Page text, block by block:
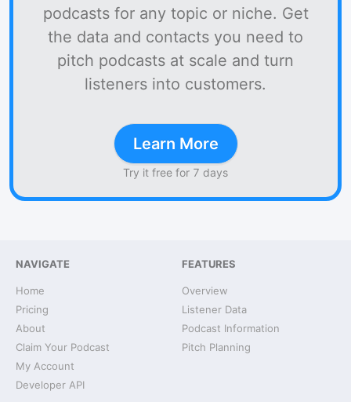
podcasts for any topic or niche. Get
the data and contacts you need to
pitch podcasts at scale and turn
listeners into customers.
Learn More
Try it free for 7 days
NAVIGATE
Home
Pricing
About
Claim Your Podcast
My Account
Developer API
FEATURES
Overview
Listener Data
Podcast Information
Pitch Planning